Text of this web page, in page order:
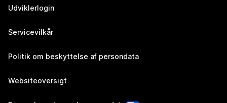
Udviklerlogin
Servicevilkår
Politik om beskyttelse af persondata
Websiteoversigt